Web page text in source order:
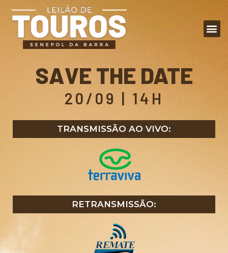
SAVE THE DATE
20/09 | 14H
TRANSMISSÃO AO VIVO:
RETRANSMISSÃO: